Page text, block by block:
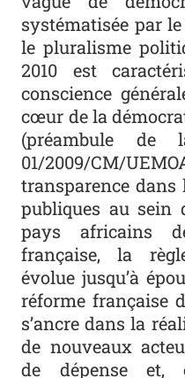
systématisée par
le pluralisme
2010 est
conscience
cœur de la
(préambule de
01/2009/CM/
transparence dans
publiques au sein
pays africains
française, la
évolue jusqu’à
réforme française
s’ancre dans la
de nouveaux
de dépense